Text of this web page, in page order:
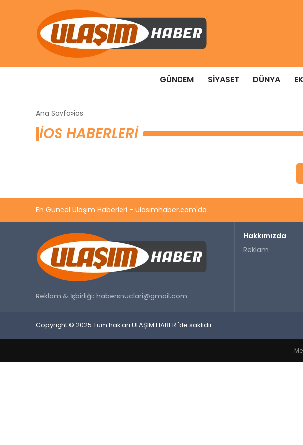
GÜNDEM SIYASET DÜNYA
Ana Sayfa ios
IOS HABERLERI
En Güncel Ulaşım Haberleri - ulasimhaber.com'da
Reklam & İşbirliği: habersnuclari@gmail.com
Hakkımızda
Reklam
Copyright © 2025 Tüm hakları ULAŞIM HABER 'de saklıdır.